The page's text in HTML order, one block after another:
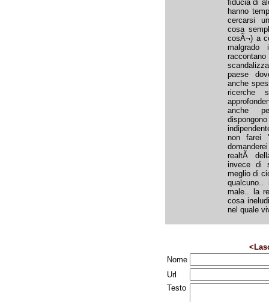
fiducia di
hanno
cercarsi
cosa
cosÃ¬) a
paese
anche
ricerche
anche
non farei
realtÃ
invece di
meglio di
qualcuno..
male.. la
cosa
nel quale
Nome
Url
Testo